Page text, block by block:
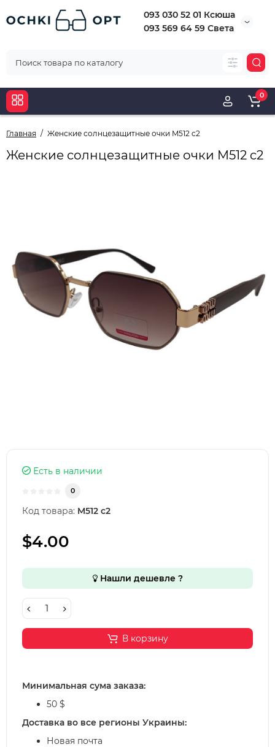
093 030 52 01 Ксюша
093 569 64 59 Света
0
Главная Женские солнцезащитные очки M512 c2
Женские солнцезащитные очки M512 c2
Есть в наличии
0
Код товара: M512 c2
$4.00
Нашли дешевле ?
В корзину
Минимальная сума заказа:
50 $
Доставка во все регионы Украины:
Новая почта